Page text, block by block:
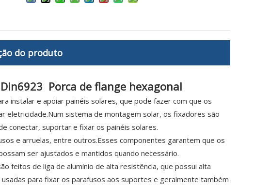
do produto
Porca de flange hexagonal
instalar e apoiar painéis solares, que pode fazer com que os
eletricidade.Num sistema de montagem solar, os fixadores são
conectar, suportar e fixar os painéis solares.
e arruelas, entre outros.Esses componentes garantem que os
ser ajustados e mantidos quando necessário.
feitos de liga de alumínio de alta resistência, que possui alta
para fixar os parafusos aos suportes e geralmente também